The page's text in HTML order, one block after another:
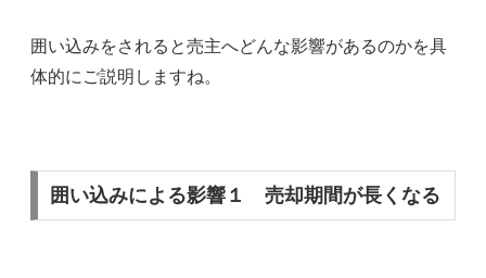
囲い込みをされると売主へどんな影響があるのかを具
体的にご説明しますね。
囲い込みによる影響１ 売却期間が長くなる